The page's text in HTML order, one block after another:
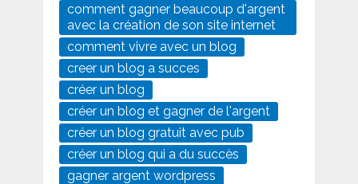
comment gagner beaucoup d'argent
avec la création de son site internet
comment vivre avec un blog
creer un blog a succes
créer un blog
créer un blog et gagner de l'argent
créer un blog gratuit avec pub
créer un blog qui a du succès
gagner argent wordpress